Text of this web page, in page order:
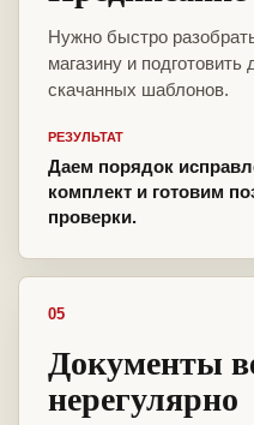
Нужно быстро
магазину и
скачанных шаблонов.
РЕЗУЛЬТАТ
Даем порядок
комплект и готовим
проверки.
05
Документы
нерегулярно